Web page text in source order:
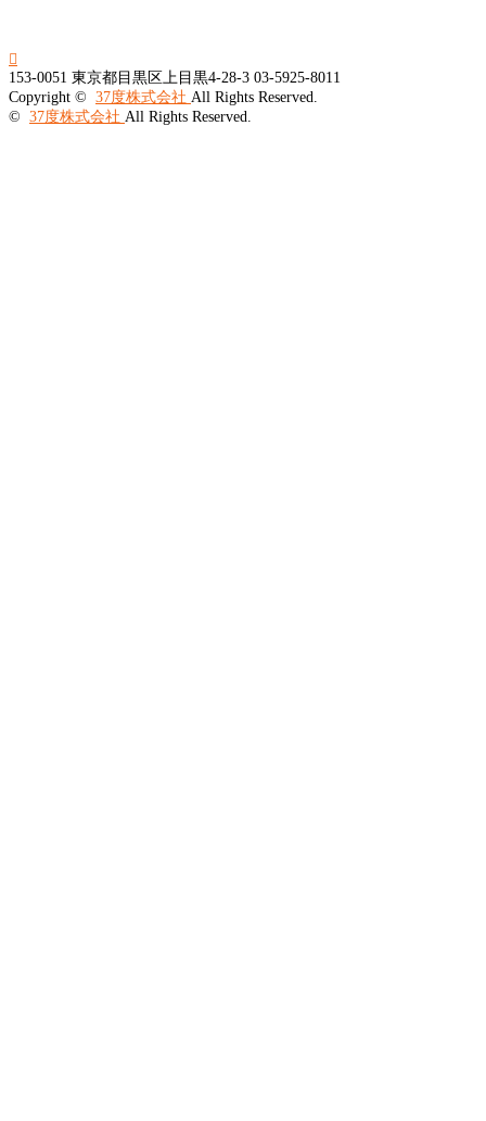

153-0051 東京都目黒区上目黒4-28-3 03-5925-8011
Copyright © 37度株式会社 All Rights Reserved.
© 37度株式会社 All Rights Reserved.